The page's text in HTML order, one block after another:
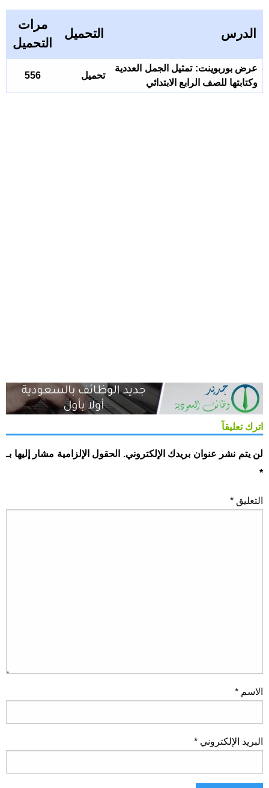
الدرس التحميل
مرات
التحميل
عرض بوربوينت: تمثيل الجمل العددية
وكتابتها للصف الرابع الابتدائي
تحميل 556
اترك تعليقاً
لن يتم نشر عنوان بريدك الإلكتروني.
الحقول الإلزامية مشار إليها بـ
*
التعليق *
الاسم *
البريد الإلكتروني *